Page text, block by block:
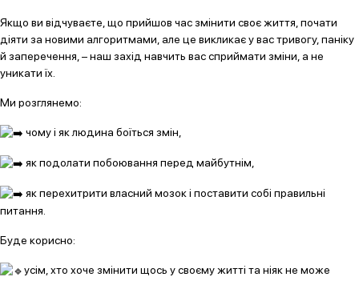
Якщо ви відчуваєте, що прийшов час змінити своє життя, почати
діяти за новими алгоритмами, але це викликає у вас тривогу, паніку
й заперечення, – наш захід навчить вас сприймати зміни, а не
уникати їх.
Ми розглянемо:
чому і як людина боїться змін,
як подолати побоювання перед майбутнім,
як перехитрити власний мозок і поставити собі правильні
питання.
Буде корисно:
усім, хто хоче змінити щось у своєму житті та ніяк не може